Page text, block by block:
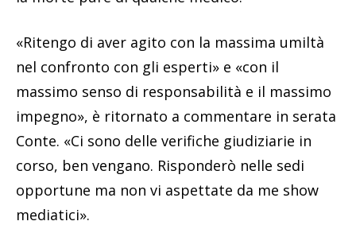
«Ritengo di aver agito con la massima umiltà
nel confronto con gli esperti» e «con il
massimo senso di responsabilità e il massimo
impegno», è ritornato a commentare in serata
Conte. «Ci sono delle verifiche giudiziarie in
corso, ben vengano. Risponderò nelle sedi
opportune ma non vi aspettate da me show
mediatici».